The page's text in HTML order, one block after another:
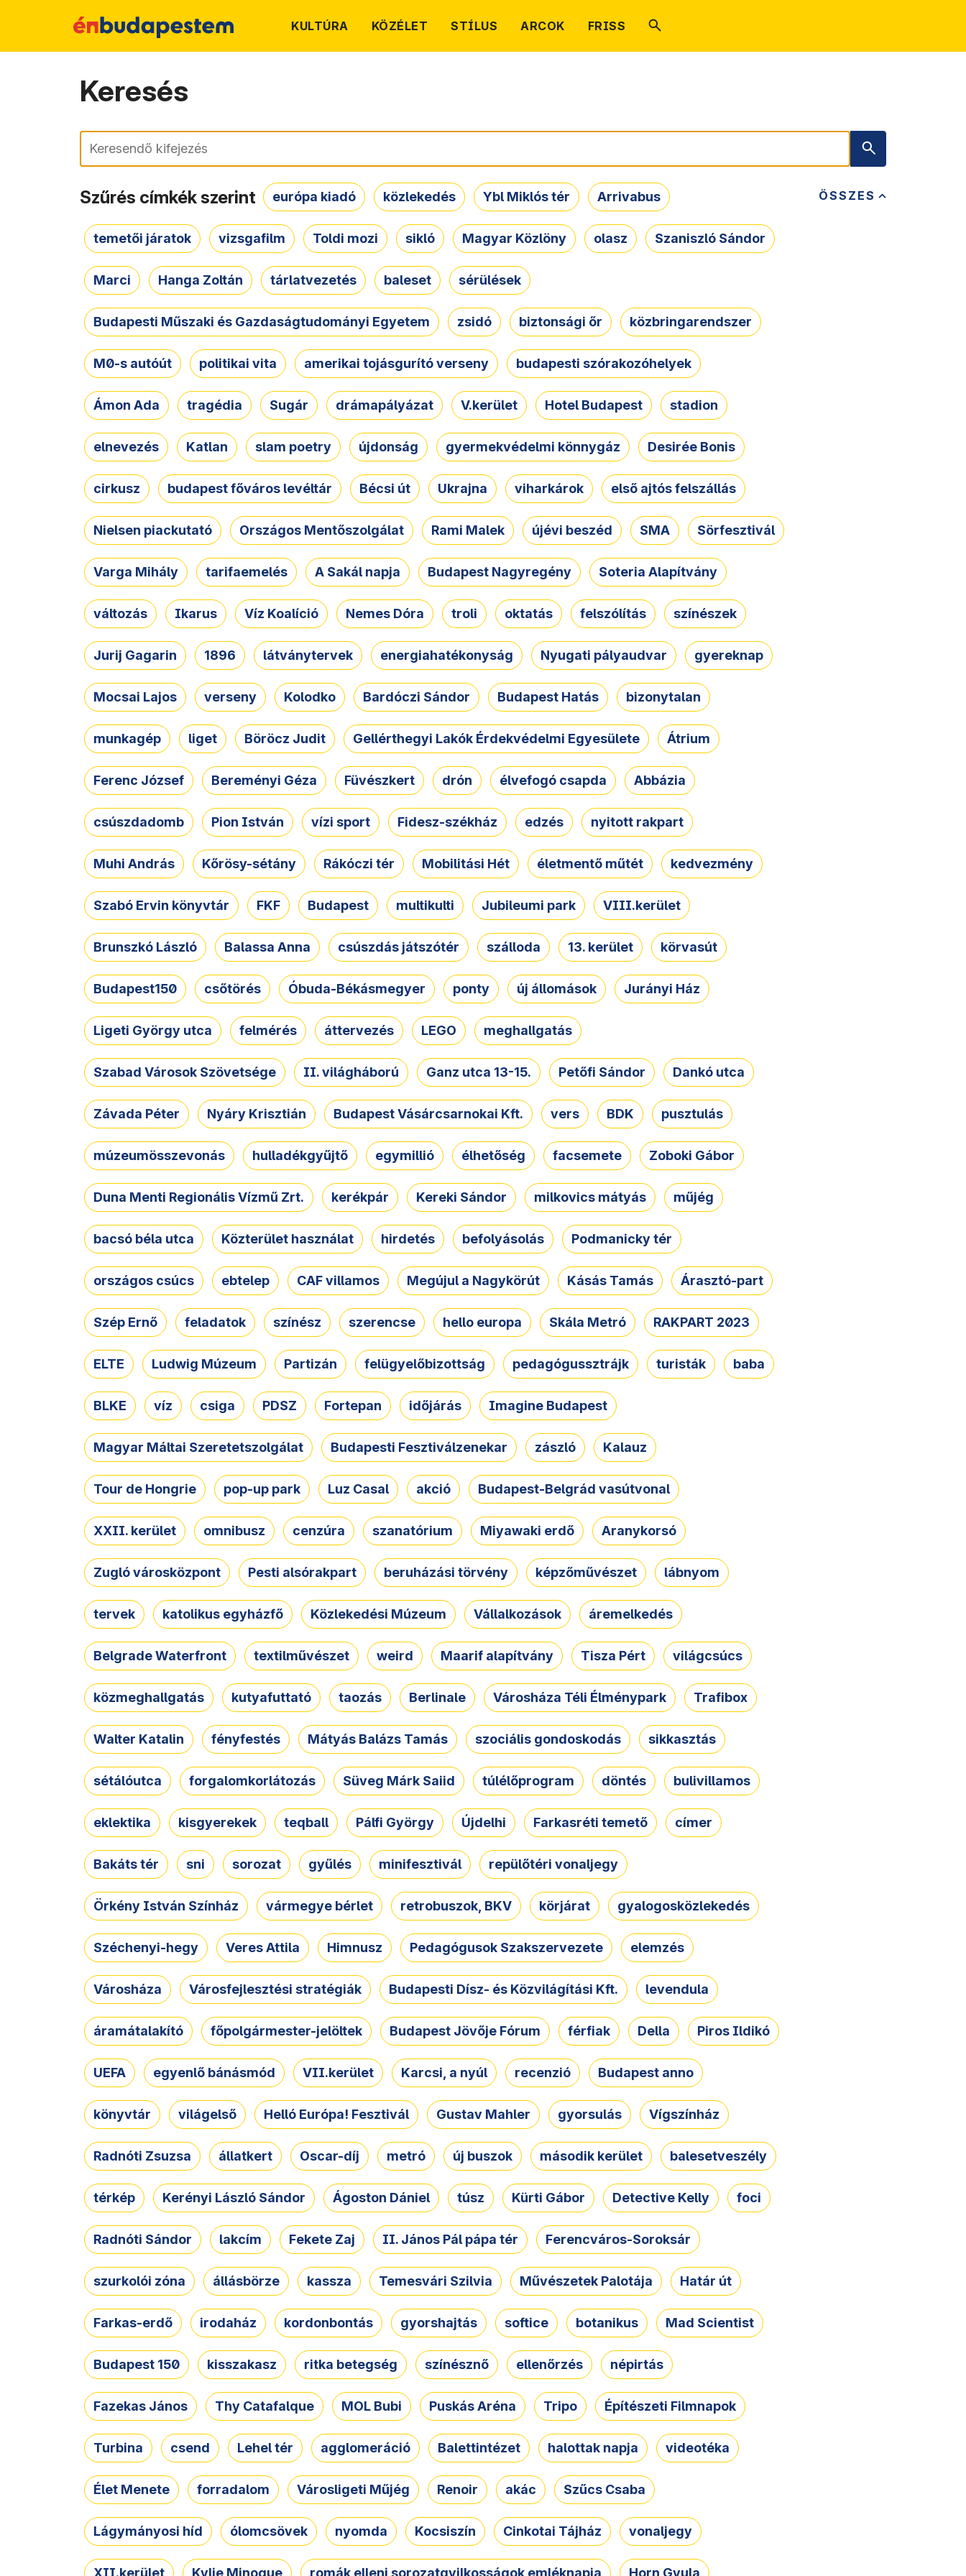
KULTÚRA KÖZÉLET STÍLUS ARCOK FRISS
Keresés
Keresés
ÖSSZES
Szűrés címkék szerint európa kiadó közlekedés Ybl Miklós tér Arrivabus
temetői járatok vizsgafilm Toldi mozi sikló Magyar Közlöny olasz Szaniszló Sándor
Marci Hanga Zoltán tárlatvezetés baleset sérülések
Budapesti Műszaki és Gazdaságtudományi Egyetem zsidó biztonsági őr közbringarendszer
M0-s autóút politikai vita amerikai tojásgurító verseny budapesti szórakozóhelyek
Ámon Ada tragédia Sugár drámapályázat V.kerület Hotel Budapest stadion
elnevezés Katlan slam poetry újdonság gyermekvédelmi könnygáz Desirée Bonis
cirkusz budapest főváros levéltár Bécsi út Ukrajna viharkárok első ajtós felszállás
Nielsen piackutató Országos Mentőszolgálat Rami Malek újévi beszéd SMA Sörfesztivál
Varga Mihály tarifaemelés A Sakál napja Budapest Nagyregény Soteria Alapítvány
változás Ikarus Víz Koalíció Nemes Dóra troli oktatás felszólítás színészek
Jurij Gagarin 1896 látványtervek energiahatékonyság Nyugati pályaudvar gyereknap
Mocsai Lajos verseny Kolodko Bardóczi Sándor Budapest Hatás bizonytalan
munkagép liget Böröcz Judit Gellérthegyi Lakók Érdekvédelmi Egyesülete Átrium
Ferenc József Bereményi Géza Füvészkert drón élvefogó csapda Abbázia
csúszdadomb Pion István vízi sport Fidesz-székház edzés nyitott rakpart
Muhi András Kőrösy-sétány Rákóczi tér Mobilitási Hét életmentő műtét kedvezmény
Szabó Ervin könyvtár FKF Budapest multikulti Jubileumi park VIII.kerület
Brunszkó László Balassa Anna csúszdás játszótér szálloda 13. kerület körvasút
Budapest150 csőtörés Óbuda-Békásmegyer ponty új állomások Jurányi Ház
Ligeti György utca felmérés áttervezés LEGO meghallgatás
Szabad Városok Szövetsége II. világháború Ganz utca 13-15. Petőfi Sándor Dankó utca
Závada Péter Nyáry Krisztián Budapest Vásárcsarnokai Kft. vers BDK pusztulás
múzeumösszevonás hulladékgyűjtő egymillió élhetőség facsemete Zoboki Gábor
Duna Menti Regionális Vízmű Zrt. kerékpár Kereki Sándor milkovics mátyás műjég
bacsó béla utca Közterület használat hirdetés befolyásolás Podmanicky tér
országos csúcs ebtelep CAF villamos Megújul a Nagykörút Kásás Tamás Árasztó-part
Szép Ernő feladatok színész szerencse hello europa Skála Metró RAKPART 2023
ELTE Ludwig Múzeum Partizán felügyelőbizottság pedagógussztrájk turisták baba
BLKE víz csiga PDSZ Fortepan időjárás Imagine Budapest
Magyar Máltai Szeretetszolgálat Budapesti Fesztiválzenekar zászló Kalauz
Tour de Hongrie pop-up park Luz Casal akció Budapest-Belgrád vasútvonal
XXII. kerület omnibusz cenzúra szanatórium Miyawaki erdő Aranykorsó
Zugló városközpont Pesti alsórakpart beruházási törvény képzőművészet lábnyom
tervek katolikus egyházfő Közlekedési Múzeum Vállalkozások áremelkedés
Belgrade Waterfront textilművészet weird Maarif alapítvány Tisza Pért világcsúcs
közmeghallgatás kutyafuttató taozás Berlinale Városháza Téli Élménypark Trafibox
Walter Katalin fényfestés Mátyás Balázs Tamás szociális gondoskodás sikkasztás
sétálóutca forgalomkorlátozás Süveg Márk Saiid túlélőprogram döntés bulivillamos
eklektika kisgyerekek teqball Pálfi György Újdelhi Farkasréti temető címer
Bakáts tér sni sorozat gyűlés minifesztivál repülőtéri vonaljegy
Örkény István Színház vármegye bérlet retrobuszok, BKV körjárat gyalogosközlekedés
Széchenyi-hegy Veres Attila Himnusz Pedagógusok Szakszervezete elemzés
Városháza Városfejlesztési stratégiák Budapesti Dísz- és Közvilágítási Kft. levendula
áramátalakító főpolgármester-jelöltek Budapest Jövője Fórum férfiak Della Piros Ildikó
UEFA egyenlő bánásmód VII.kerület Karcsi, a nyúl recenzió Budapest anno
könyvtár világelső Helló Európa! Fesztivál Gustav Mahler gyorsulás Vígszínház
Radnóti Zsuzsa állatkert Oscar-díj metró új buszok második kerület balesetveszély
térkép Kerényi László Sándor Ágoston Dániel túsz Kürti Gábor Detective Kelly foci
Radnóti Sándor lakcím Fekete Zaj II. János Pál pápa tér Ferencváros-Soroksár
szurkolói zóna állásbörze kassza Temesvári Szilvia Művészetek Palotája Határ út
Farkas-erdő irodaház kordonbontás gyorshajtás softice botanikus Mad Scientist
Budapest 150 kisszakasz ritka betegség színésznő ellenőrzés népirtás
Fazekas János Thy Catafalque MOL Bubi Puskás Aréna Tripo Építészeti Filmnapok
Turbina csend Lehel tér agglomeráció Balettintézet halottak napja videotéka
Élet Menete forradalom Városligeti Műjég Renoir akác Szűcs Csaba
Lágymányosi híd ólomcsövek nyomda Kocsiszín Cinkotai Tájház vonaljegy
XII.kerület Kylie Minogue romák elleni sorozatgyilkosságok emléknapja Horn Gyula